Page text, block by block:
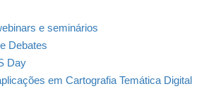
e seminários
Debates
Day
em Cartografia Temática Digital